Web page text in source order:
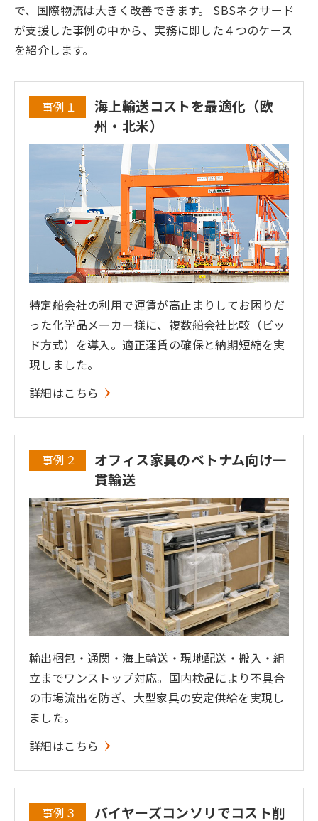
で、国際物流は大きく改善できます。 SBSネクサード
が支援した事例の中から、実務に即した４つのケース
を紹介します。
事例１
海上輸送コストを最適化（欧
州・北米）
特定船会社の利用で運賃が高止まりしてお困りだ
った化学品メーカー様に、複数船会社比較（ビッ
ド方式）を導入。適正運賃の確保と納期短縮を実
現しました。
詳細はこちら
事例２
オフィス家具のベトナム向け一
貫輸送
輸出梱包・通関・海上輸送・現地配送・搬入・組
立までワンストップ対応。国内検品により不具合
の市場流出を防ぎ、大型家具の安定供給を実現し
ました。
詳細はこちら
事例３ バイヤーズコンソリでコスト削